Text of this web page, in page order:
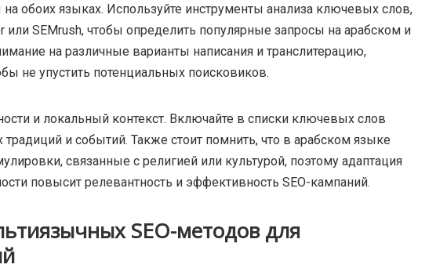
обоих языках. Используйте инструменты анализа ключевых слов,
или SEMrush, чтобы определить популярные запросы на арабском и
на различные варианты написания и транслитерацию,
не упустить потенциальных поисковиков.
и локальный контекст. Включайте в списки ключевых слов
и событий. Также стоит помнить, что в арабском языке
связанные с религией или культурой, поэтому адаптация
повысит релевантность и эффективность SEO-кампаний.
SEO-методов для